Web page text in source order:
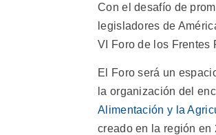
Con el desafío de
legisladores de
VI Foro de los Frentes
El Foro será un
la organización del
Alimentación y la
creado en la región en